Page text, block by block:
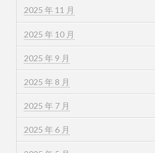
2025 年 11 月
2025 年 10 月
2025 年 9 月
2025 年 8 月
2025 年 7 月
2025 年 6 月